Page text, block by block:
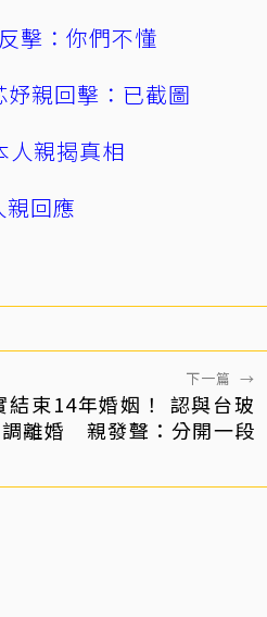
擊：你們不懂
親回擊：已截圖
親揭真相
回應
下一篇 →
結束14年婚姻！ 認與台玻
離婚 親發聲：分開一段